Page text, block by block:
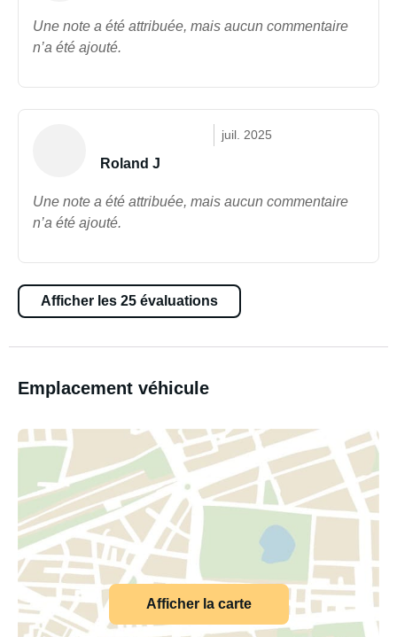
Une note a été attribuée, mais aucun commentaire
n’a été ajouté.
juil. 2025
Roland J
Une note a été attribuée, mais aucun commentaire
n’a été ajouté.
Afficher les 25 évaluations
Emplacement véhicule
Afficher la carte